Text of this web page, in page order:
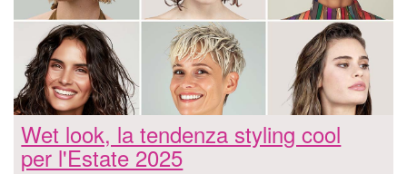
Wet look, la tendenza styling cool
per l'Estate 2025